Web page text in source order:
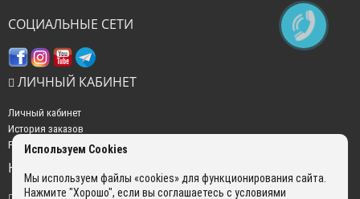
СОЦИАЛЬНЫЕ СЕТИ
ЛИЧНЫЙ КАБИНЕТ
Личный кабинет
История заказов
Рассылка новостей
НАШИ КОНТАКТЫ
Используем Cookies
Мы используем файлы «cookies» для функционирования сайта.
Нажмите "Хорошо", если вы соглашаетесь с условиями